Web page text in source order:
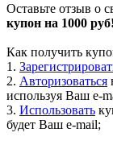
Оставьте отзыв о
купон на 1000 руб!
Как получить
1.
2. Авторизоваться
используя Ваш e-
3. Использовать
будет Ваш e-mail;